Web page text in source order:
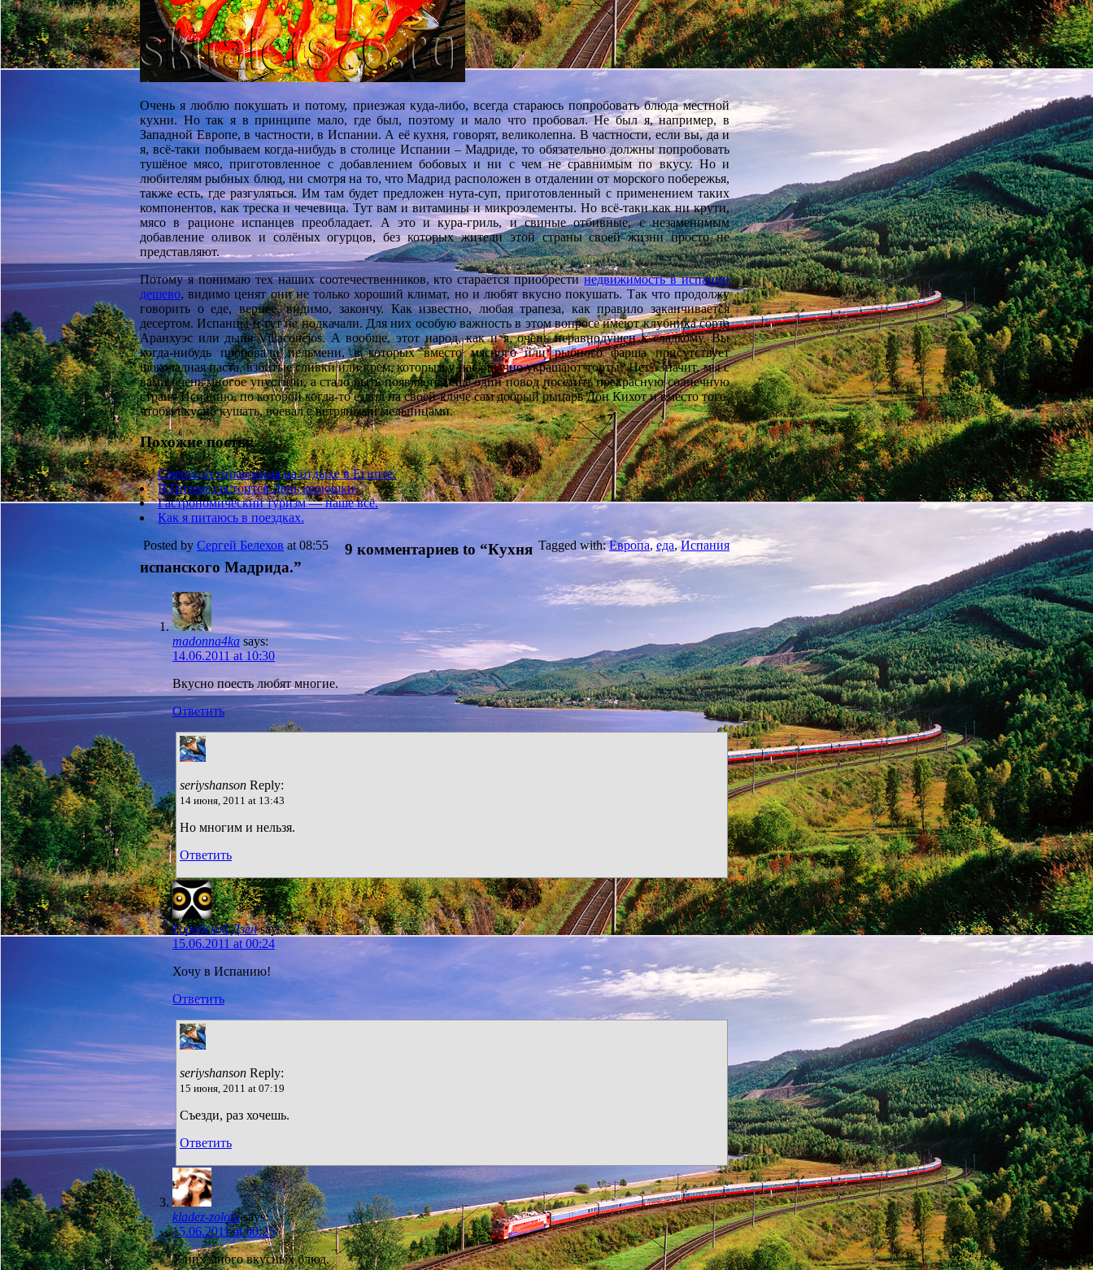
Очень я люблю покушать и потому, приезжая куда-либо, всегда стараюсь попробовать блюда местной
кухни. Но так я в принципе мало, где был, поэтому и мало что пробовал. Не был я, например, в
Западной Европе, в частности, в Испании. А её кухня, говорят, великолепна. В частности, если вы, да и
я, всё-таки побываем когда-нибудь в столице Испании – Мадриде, то обязательно должны попробовать
тушёное мясо, приготовленное с добавлением бобовых и ни с чем не сравнимым по вкусу. Но и
любителям рыбных блюд, ни смотря на то, что Мадрид расположен в отдалении от морского побережья,
также есть, где разгуляться. Им там будет предложен нута-суп, приготовленный с применением таких
компонентов, как треска и чечевица. Тут вам и витамины и микроэлементы. Но всё-таки как ни крути,
мясо в рационе испанцев преобладает. А это и кура-гриль, и свиные отбивные, с незаменимым
добавление оливок и солёных огурцов, без которых жители этой страны своей жизни просто не
представляют.
Потому я понимаю тех наших соотечественников, кто старается приобрестинедвижимость в испании
дешево, видимо ценят они не только хороший климат, но и любят вкусно покушать. Так что продолжу
говорить о еде, вернее, видимо, закончу. Как известно, любая трапеза, как правило заканчивается
десертом. Испанцы и тут не подкачали. Для них особую важность в этом вопросе имеют клубника сорта
Аранхуэс или дыня Villaconejos. А вообще, этот народ, как и я, очень неравнодушен к сладкому. Вы
когда-нибудь пробовали пельмени, в которых вместо мясного или рыбного фарша присутствует
шоколадная паста, взбитые сливки или крем, которым у нас обычно украшают торты? Нет? Значит, мы с
вами очень многое упустили, а стало быть появляется ещё один повод посетить прекрасную солнечную
страну Испанию, по которой когда-то ездил на своей кляче сам добрый рыцарь Дон Кихот и вместо того,
чтобы вкусно кушать, воевал с ветряными мельницами.
Похожие посты:
Смерть от отравления на отдыхе в Египте.
В Питере состоится День корюшки.
Гастрономический туризм — наше всё.
Как я питаюсь в поездках.
Posted by Сергей Белеховat 08:55 Tagged with:Европа, еда,Испания
9 комментариев to “Кухня
испанского Мадрида.”
madonna4ka says:
14.06.2011 at 10:30
Вкусно поесть любят многие.
Ответить
seriyshanson Reply:
14 июня, 2011 at 13:43
Но многим и нельзя.
Ответить
Городской Дзен says:
15.06.2011 at 00:24
Хочу в Испанию!
Ответить
seriyshanson Reply:
15 июня, 2011 at 07:19
Съезди, раз хочешь.
Ответить
kladez-zolota says:
15.06.2011 at 00:25
У них много вкусных блюд.